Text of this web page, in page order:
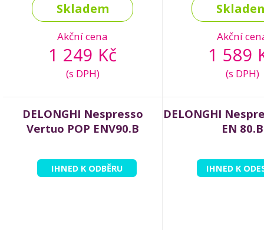
Skladem
Akční cena
1 249 Kč
(s DPH)
Akční
1 589
(s DPH)
DELONGHI Nespresso
Vertuo POP ENV90.B
IHNED K ODBĚRU
DELONGHI
EN 80.B
IHNED K